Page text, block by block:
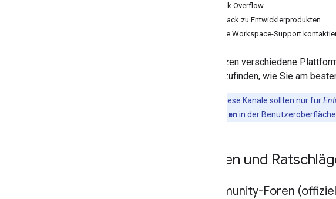
Stack Overflow
Feedback zu Entwicklerprodukten
Google Workspace-Support
Wir nutzen verschiedene
herauszufinden, wie Sie am
:Diese Kanäle sollten nur für
Problem melden in der
Fragen und
Community-Foren